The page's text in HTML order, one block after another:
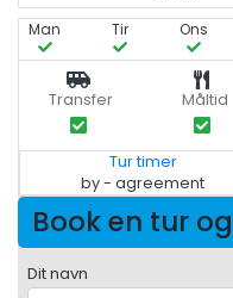
Man Tir Ons
Transfer Måltid
Tur timer
by - agreement
Book en tur
Dit navn